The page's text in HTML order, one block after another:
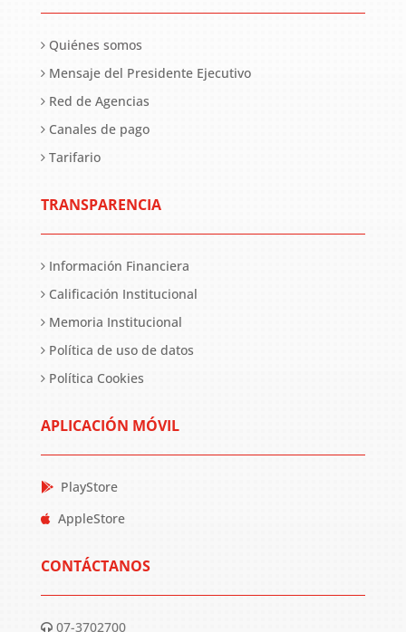
Quiénes somos
Mensaje del Presidente Ejecutivo
Red de Agencias
Canales de pago
Tarifario
TRANSPARENCIA
Información Financiera
Calificación Institucional
Memoria Institucional
Política de uso de datos
Política Cookies
APLICACIÓN MÓVIL
PlayStore
AppleStore
CONTÁCTANOS
07-3702700